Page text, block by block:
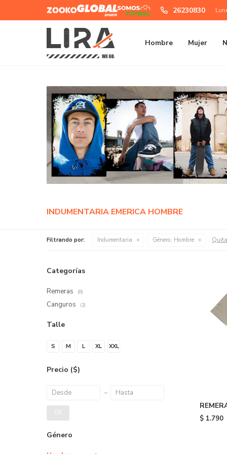
Hombre Mujer
Futbol
26230830
INDUMENTARIA EMERICA HOMBRE
Filtrando por: Indumentaria Género: Hombre
- 322
$ 1.790
Categorías
Remeras (8)
Canguros (2)
Talle
S M L XL XXL
Precio ($)
OK
Género